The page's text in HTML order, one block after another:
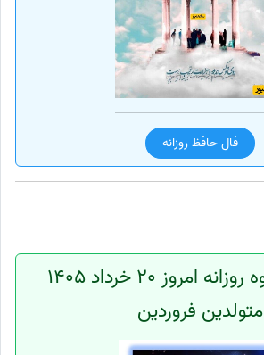
فال حافظ روزانه
فال قهوه روزانه امروز 20 خرداد 1405
متولدین فروردین